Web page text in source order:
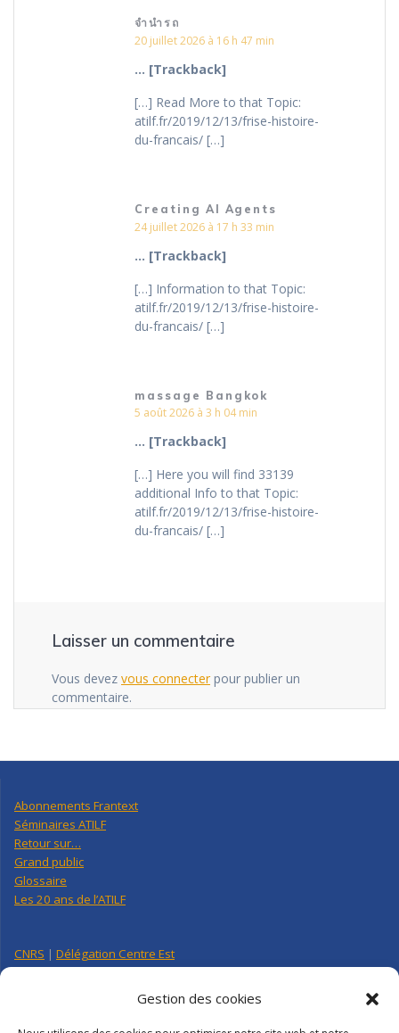
Gestion des cookies
จำนำรถ
20 juillet 2026 à 16 h 47 min
… [Trackback]
[…] Read More to that Topic:
atilf.fr/2019/12/13/frise-histoire-
du-francais/ […]
Creating AI Agents
24 juillet 2026 à 17 h 33 min
… [Trackback]
[…] Information to that Topic:
atilf.fr/2019/12/13/frise-histoire-
du-francais/ […]
massage Bangkok
5 août 2026 à 3 h 04 min
… [Trackback]
[…] Here you will find 33139
additional Info to that Topic:
atilf.fr/2019/12/13/frise-histoire-
du-francais/ […]
Laisser un commentaire
Vous devez vous connecterpour publier un
commentaire.
Abonnements Frantext
Séminaires ATILF
Retour sur…
Grand public
Glossaire
Les 20 ans de l’ATILF
CNRS | Délégation Centre Est
Université de Lorraine
CNRS Hebdo Centre-Est